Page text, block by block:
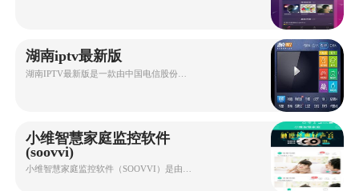
湖南iptv最新版
小维智慧家庭监控软件
(soovvi)
小维智慧家庭监控软件（SOOVVI）是由中维世纪科技有限公司小维事业部